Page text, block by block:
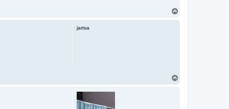
jartsa